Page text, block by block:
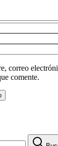
correo
comente.